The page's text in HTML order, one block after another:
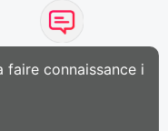
faire connaissance i